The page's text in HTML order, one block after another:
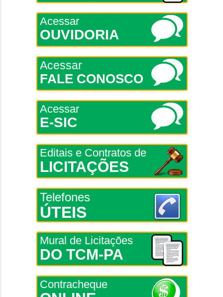
Acessar
OUVIDORIA
Acessar
FALE CONOSCO
Acessar
E-SIC
Editais e Contratos de
LICITAÇÕES
Telefones
ÚTEIS
Mural de Licitações
DO TCM-PA
Contracheque